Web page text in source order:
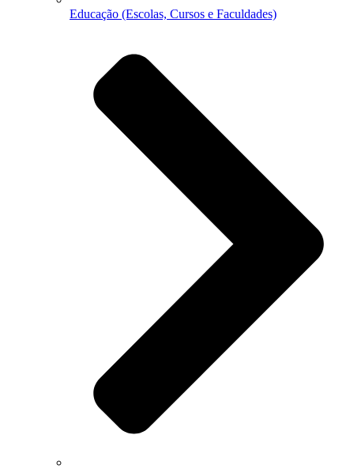
Educação (Escolas, Cursos e Faculdades)